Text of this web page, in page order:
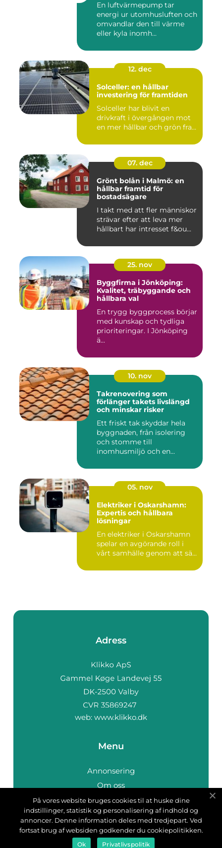
En luftvärmepump tar
energi ur utomhusluften och
omvandlar den till värme
eller kyla inomh...
12. dec
Solceller: en hållbar
investering för framtiden
Solceller har blivit en
drivkraft i övergången mot
en mer hållbar och grön fra...
07. dec
Grönt bolån i Malmö: en
hållbar framtid för
bostadsägare
I takt med att fler människor
strävar efter att leva mer
hållbart har intresset f&ou...
25. nov
Byggfirma i Jönköping:
Kvalitet, träbyggande och
hållbara val
En trygg byggprocess börjar
med kunskap och tydliga
prioriteringar. I Jönköping
ä...
10. nov
Takrenovering som
förlänger takets livslängd
och minskar risker
Ett friskt tak skyddar hela
byggnaden, från isolering
och stomme till
inomhusmiljö och en...
05. nov
Elektriker i Oskarshamn:
Expertis och hållbara
lösningar
En elektriker i Oskarshamn
spelar en avgörande roll i
vårt samhälle genom att sä...
Adress
web: www.klikko.dk
Menu
Annonsering
Om oss
Cookies
Kontakta oss
Sitemap
På vores website bruges cookies til at huske dine
indstillinger, statistik og personalisering af indhold og
annoncer. Denne information deles med tredjepart. Ved
fortsat brug af websiden godkender du cookiepolitikken.
Ok Privatlivspolitik